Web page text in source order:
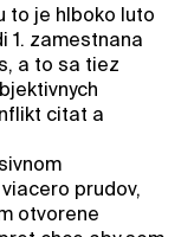
to je hlboko luto
1. zamestnana
a to sa tiez
citat a
prudov,
otvorene